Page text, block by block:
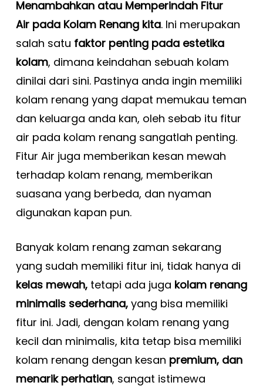
Menambahkan atau Memperindah Fitur
Air pada Kolam Renang kita. Ini merupakan
salah satu faktor penting pada estetika
kolam, dimana keindahan sebuah kolam
dinilai dari sini. Pastinya anda ingin memiliki
kolam renang yang dapat memukau teman
dan keluarga anda kan, oleh sebab itu fitur
air pada kolam renang sangatlah penting.
Fitur Air juga memberikan kesan mewah
terhadap kolam renang, memberikan
suasana yang berbeda, dan nyaman
digunakan kapan pun.
Banyak kolam renang zaman sekarang
yang sudah memiliki fitur ini, tidak hanya di
kelas mewah,tetapi ada juga kolam renang
minimalis sederhana,yang bisa memiliki
fitur ini. Jadi, dengan kolam renang yang
kecil dan minimalis, kita tetap bisa memiliki
kolam renang dengan kesan premium, dan
menarik perhatian, sangat istimewa